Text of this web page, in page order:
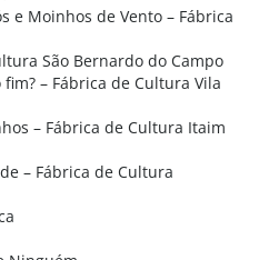
e Moinhos de Vento – Fábrica
São Bernardo do Campo
– Fábrica de Cultura Vila
– Fábrica de Cultura Itaim
– Fábrica de Cultura